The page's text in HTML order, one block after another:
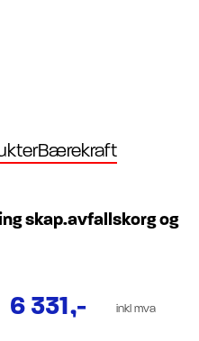
Bærekraft
skap.avfallskorg og
6 331,- inkl mva